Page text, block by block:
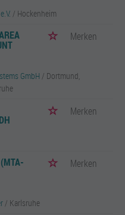
/ Hockenheim
Merken
GmbH / Dortmund,
Merken
Merken
/ Karlsruhe